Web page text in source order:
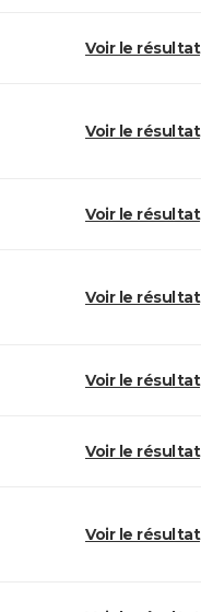
Voir le résultat
Voir le résultat
Voir le résultat
Voir le résultat
Voir le résultat
Voir le résultat
Voir le résultat